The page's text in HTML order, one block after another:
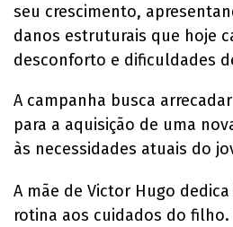
seu crescimento,
danos estruturais que hoje
desconforto e dificuldades
A campanha busca
para a aquisição de uma
às necessidades atuais do
A mãe de Victor Hugo
rotina aos cuidados do